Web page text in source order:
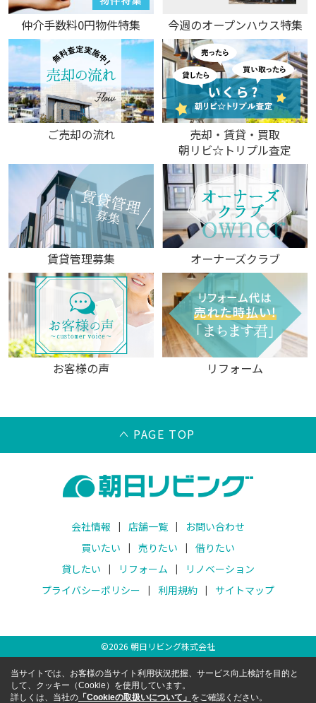
仲介手数料0円物件特集 今週のオープンハウス特集
ご売却の流れ
売却・賃貸・買取
朝リビ☆トリプル査定
賃貸管理募集 オーナーズクラブ
お客様の声 リフォーム
PAGE TOP
会社情報 店舗一覧
お問い合わせ
買いたい
売りたい
借りたい
貸したい
リフォーム
リノベーション
プライバシーポリシー
利用規約 サイトマップ
©2026 朝日リビング株式会社
当サイトでは、お客様の当サイト利用状況把握、サービス向上検討を目的と
して、クッキー（Cookie）を使用しています。
詳しくは、当社の 「Cookieの取扱いについて」 をご確認ください。